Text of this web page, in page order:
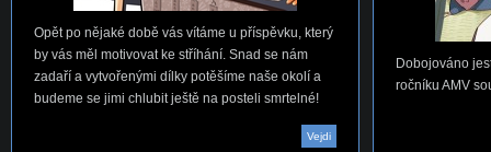
Opět po nějaké době vás vítáme u příspěvku, který
by vás měl motivovat ke stříhání. Snad se nám
zadaří a vytvořenými dílky potěšíme naše okolí a
budeme se jimi chlubit ještě na posteli smrtelné!
Vejdi
Dobojováno
ročníku AMV